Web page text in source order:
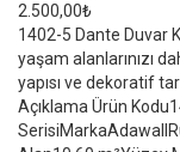
2.500,00₺
1402-5 Dante Duvar
yaşam alanlarınızı
yapısı ve dekoratif
Açıklama Ürün